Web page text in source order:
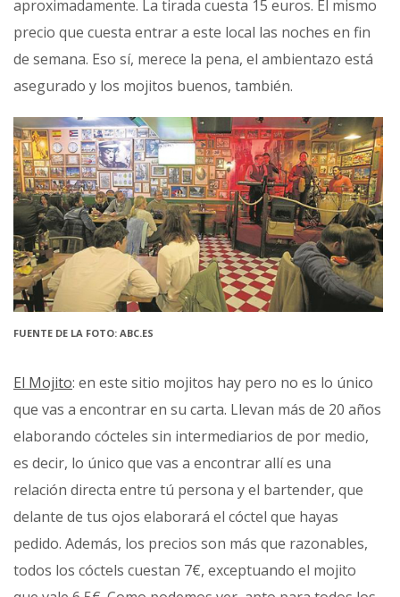
aproximadamente. La tirada cuesta 15 euros. El mismo
precio que cuesta entrar a este local las noches en fin
de semana. Eso sí, merece la pena, el ambientazo está
asegurado y los mojitos buenos, también.
FUENTE DE LA FOTO: ABC.ES
El Mojito: en este sitio mojitos hay pero no es lo único
que vas a encontrar en su carta. Llevan más de 20 años
elaborando cócteles sin intermediarios de por medio,
es decir, lo único que vas a encontrar allí es una
relación directa entre tú persona y el bartender, que
delante de tus ojos elaborará el cóctel que hayas
pedido. Además, los precios son más que razonables,
todos los cóctels cuestan 7€, exceptuando el mojito